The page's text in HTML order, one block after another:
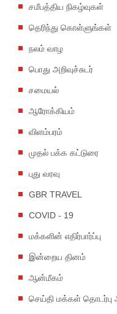
சமீபத்திய நிகழ்வுகள்
தெரிந்து கொள்ளுங்கள்
நலம் வாழ
பொது அறிவுச்சுடர்
சமையல்
ஆரோக்கியம்
விளம்பரம்
முதல் பக்க கட்டுரை
புது வரவு
GBR TRAVEL
COVID - 19
மக்களின் எதிர்பார்ப்பு
இன்றைய தினம்
ஆன்மீகம்
செய்தி மக்கள் தொடர்பு